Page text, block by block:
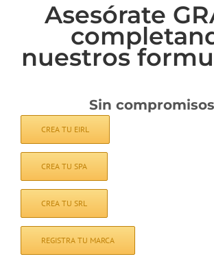
Asesórate
nuestros
Sin
CREA TU EIRL
CREA TU SPA
CREA TU SRL
REGISTRA TU MARCA